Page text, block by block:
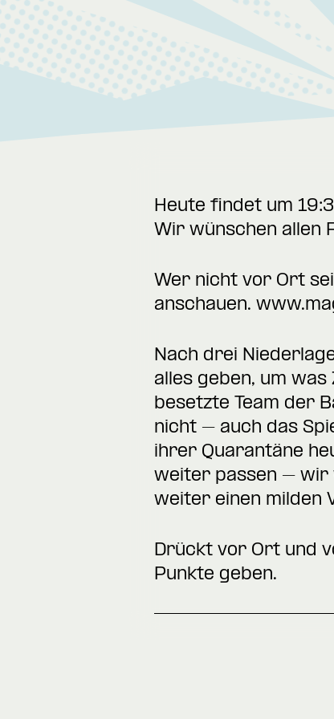
Heute findet um
Wir wünschen allen
Wer nicht vor Ort
anschauen.
Nach drei
alles geben, um
besetzte Team der
nicht – auch das
ihrer Quarantäne
weiter passen – wir
weiter einen milden
Drückt vor Ort und
Punkte geben.